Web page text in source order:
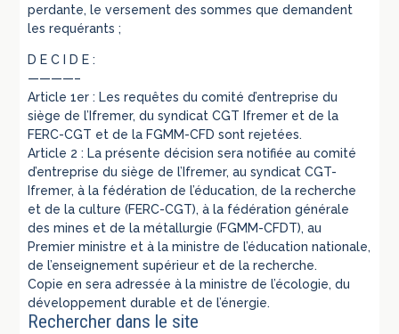
perdante, le versement des sommes que demandent
les requérants ;
D E C I D E :
————–
Article 1er : Les requêtes du comité d’entreprise du
siège de l’Ifremer, du syndicat CGT Ifremer et de la
FERC-CGT et de la FGMM-CFD sont rejetées.
Article 2 : La présente décision sera notifiée au comité
d’entreprise du siège de l’Ifremer, au syndicat CGT-
Ifremer, à la fédération de l’éducation, de la recherche
et de la culture (FERC-CGT), à la fédération générale
des mines et de la métallurgie (FGMM-CFDT), au
Premier ministre et à la ministre de l’éducation nationale,
de l’enseignement supérieur et de la recherche.
Copie en sera adressée à la ministre de l’écologie, du
développement durable et de l’énergie.
Rechercher dans le site